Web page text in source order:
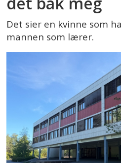
Det sier en kvinne som
mannen som lærer.